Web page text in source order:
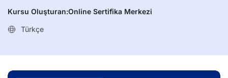
Kursu Oluşturan:Online Sertifika Merkezi
Türkçe